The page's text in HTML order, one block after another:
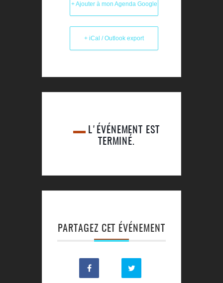
+ Ajouter à mon Agenda Google
+ iCal / Outlook export
L'ÉVÉNEMENT EST
TERMINÉ.
PARTAGEZ CET ÉVÉNEMENT